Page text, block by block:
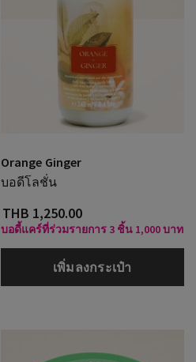
Orange Ginger
บอดีโลชั่น
THB 1,250.00
บอดี้แคร์ที่ร่วมรายการ 3 ชิ้น 1,000 บาท
เพิ่มลงกระเป๋า